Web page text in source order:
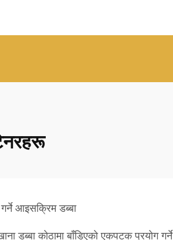
आइसक्रिम डब्बा
डब्बा कोठामा बाँडिएको एकपटक प्रयोग गर्ने